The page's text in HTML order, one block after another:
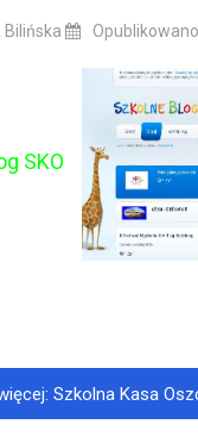
Bilińska
SKO
Szkolna Kasa